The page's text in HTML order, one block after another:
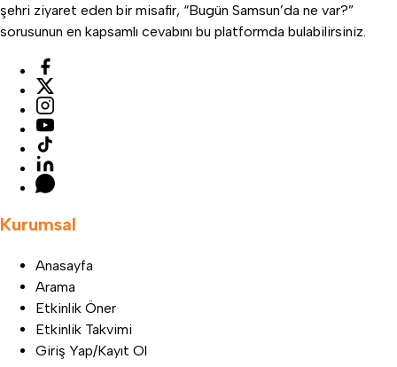
şehri ziyaret eden bir misafir, “Bugün Samsun’da ne var?”
sorusunun en kapsamlı cevabını bu platformda bulabilirsiniz.
Kurumsal
Anasayfa
Arama
Etkinlik Öner
Etkinlik Takvimi
Giriş Yap/Kayıt Ol